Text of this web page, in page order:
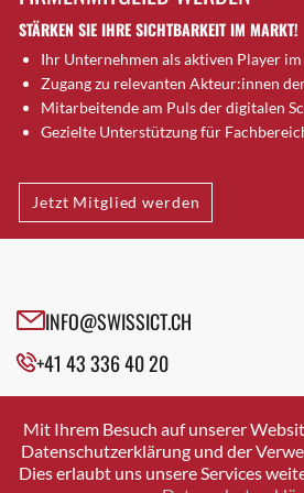
Däniken
Dübendorf
Dübendorf 1
Ebikon
Egg b. Zürich
Egg bei Zürich
Ennetbaden
Ennetbürgen
Farnern
Fislisbach
STÄRKEN SIE IHRE SICHTBARKEIT IM MARKT!
Ihr Unternehmen als aktiven Player
Zugang zu relevanten Akteur:innen
Mitarbeitende am Puls der digitalen
Gezielte Unterstützung für
Jetzt Mitglied werden
INFO@SWISSICT.CH
+41 43 336 40 20
SWISSICT
VULKANSTRASSE 120
8048 ZURICH
Mit Ihrem Besuch auf unserer
Datenschutzerklärung und der
Dies erlaubt uns unsere Services